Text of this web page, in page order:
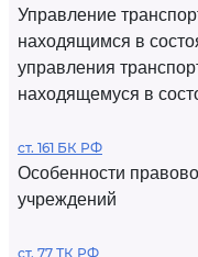
Управление
находящимся в
управления
находящемуся в
ст. 161 БК РФ
Особенности
учреждений
ст. 77 ТК РФ